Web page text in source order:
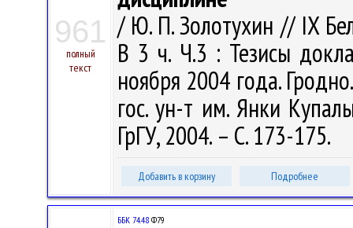
961
полный
текст
/ Ю. П. Золотухин // IX
В 3 ч. Ч.3 : Тезисы
ноября 2004 года.
гос. ун-т им. Янки
ГрГУ, 2004. – С. 173-175.
Добавить в корзину Подробнее
ББК 74.48 Ф79